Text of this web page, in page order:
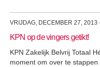
VRIJDAG, DECEMBER 27, 2013
KPN op de vingers getikt!
KPN Zakelijk Belvrij Totaal
moment om over te stappen